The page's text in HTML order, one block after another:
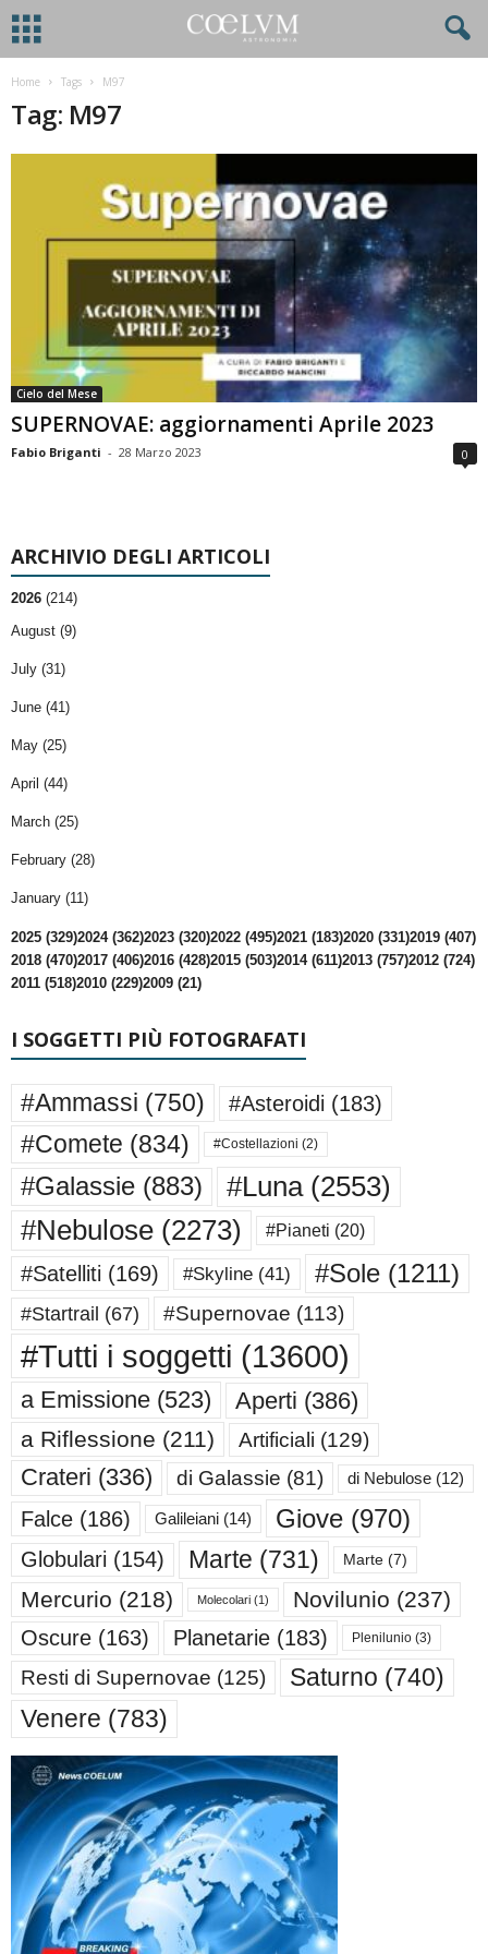
Home Tags M97
Tag: M97
Cielo del Mese
SUPERNOVAE: aggiornamenti Aprile 2023
Fabio Briganti - 28 Marzo 2023 0
ARCHIVIO DEGLI ARTICOLI
2026 (214)
August (9)
July (31)
June (41)
May (25)
April (44)
March (25)
February (28)
January (11)
2025 (329)2024 (362)2023 (320)2022 (495)2021 (183)2020 (331)2019 (407)
2018 (470)2017 (406)2016 (428)2015 (503)2014 (611)2013 (757)2012 (724)
2011 (518)2010 (229)2009 (21)
I SOGGETTI PIÙ FOTOGRAFATI
#Ammassi (750) #Asteroidi (183)
#Comete (834) #Costellazioni (2)
#Galassie (883) #Luna(2553)
#Nebulose (2273) #Pianeti (20)
#Satelliti (169) #Skyline (41) #Sole (1211)
#Startrail (67) #Supernovae (113)
#Tutti i soggetti (13600)
a Emissione (523) Aperti (386)
a Riflessione (211) Artificiali (129)
Crateri (336) di Galassie (81) di Nebulose (12)
Falce (186) Galileiani (14) Giove (970)
Globulari (154) Marte (731) Marte (7)
Mercurio (218) Molecolari (1) Novilunio (237)
Oscure (163) Planetarie (183) Plenilunio (3)
Resti di Supernovae (125) Saturno (740)
Venere (783)